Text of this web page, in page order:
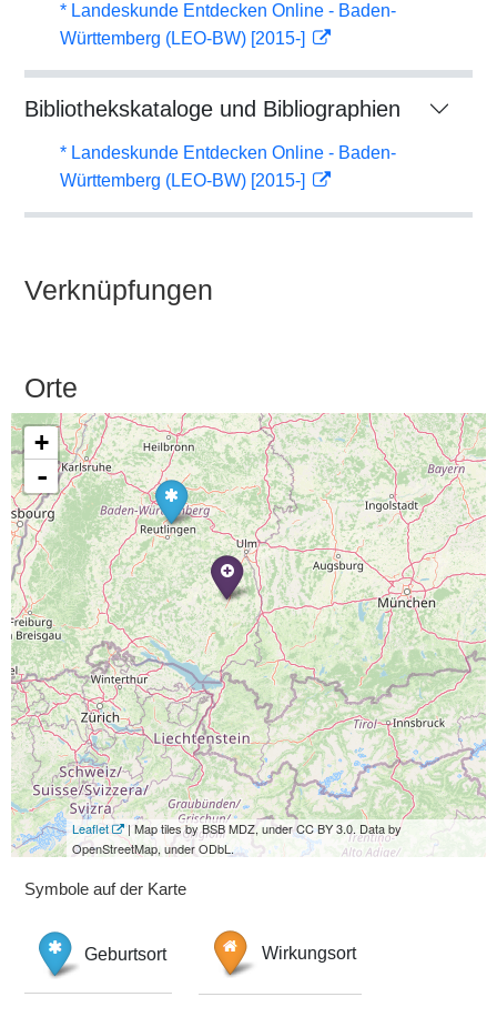
* Landeskunde Entdecken Online - Baden-
Württemberg (LEO-BW) [2015-]
Bibliothekskataloge und Bibliographien
* Landeskunde Entdecken Online - Baden-
Württemberg (LEO-BW) [2015-]
Verknüpfungen
Orte
+
-
Leaflet
| Map tiles by BSB MDZ, under CC BY 3.0. Data by
OpenStreetMap, under ODbL.
Symbole auf der Karte
Geburtsort Wirkungsort